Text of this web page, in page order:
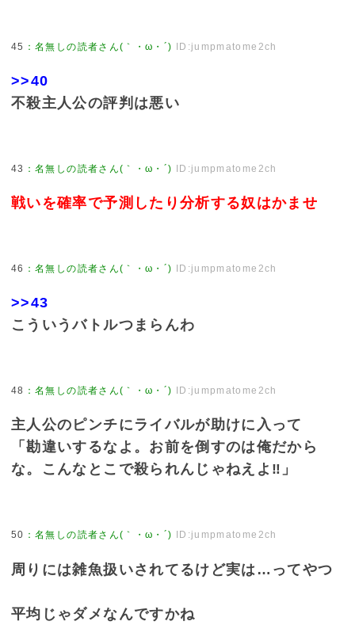
45 ：名無しの読者さん(｀・ω・´) ID:jumpmatome2ch
>>40
不殺主人公の評判は悪い
43 ：名無しの読者さん(｀・ω・´) ID:jumpmatome2ch
戦いを確率で予測したり分析する奴はかませ
46 ：名無しの読者さん(｀・ω・´) ID:jumpmatome2ch
>>43
こういうバトルつまらんわ
48 ：名無しの読者さん(｀・ω・´) ID:jumpmatome2ch
主人公のピンチにライバルが助けに入って
「勘違いするなよ。お前を倒すのは俺だから
な。こんなとこで殺られんじゃねえよ‼」
50 ：名無しの読者さん(｀・ω・´) ID:jumpmatome2ch
周りには雑魚扱いされてるけど実は…ってやつ
平均じゃダメなんですかね